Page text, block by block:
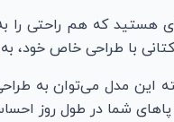
با طراحی خاص خود،
این مدل می‌توان به
شما در طول روز